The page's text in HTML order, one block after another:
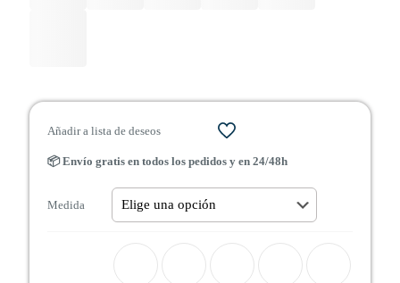
Añadir a lista de deseos
📦 Envío gratis en todos los pedidos y en 24/48h
Medida